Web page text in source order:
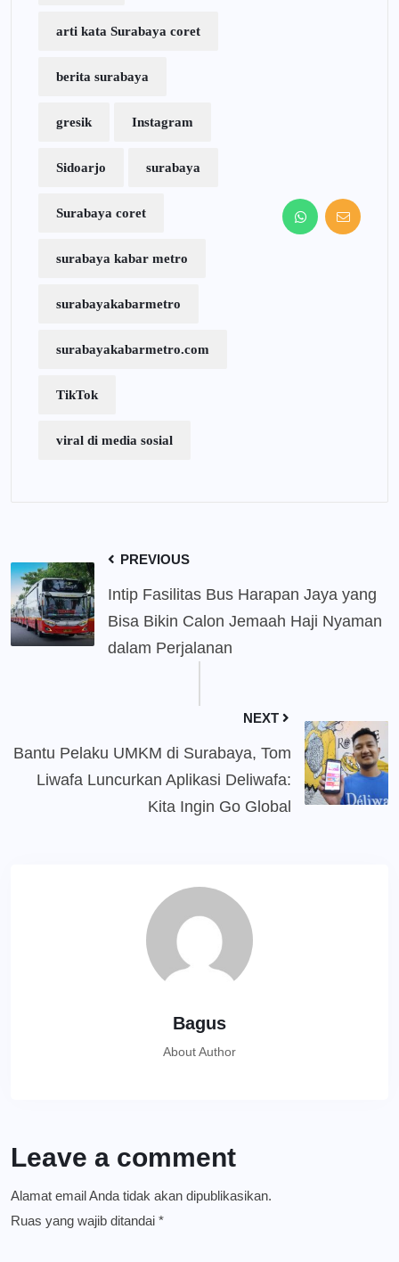
arti kata Surabaya coret
berita surabaya
gresik Instagram
Sidoarjo surabaya
Surabaya coret
surabaya kabar metro
surabayakabarmetro
surabayakabarmetro.com
TikTok
viral di media sosial
PREVIOUS
Intip Fasilitas Bus Harapan Jaya yang
Bisa Bikin Calon Jemaah Haji Nyaman
dalam Perjalanan
NEXT
Bantu Pelaku UMKM di Surabaya, Tom
Liwafa Luncurkan Aplikasi Deliwafa:
Kita Ingin Go Global
Bagus
About Author
Leave a comment
Alamat email Anda tidak akan dipublikasikan.
Ruas yang wajib ditandai *